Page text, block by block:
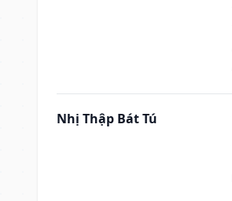
Nhị Thập Bát Tú